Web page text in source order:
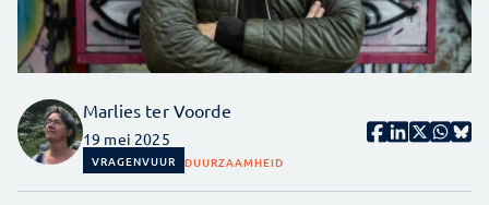
Marlies ter Voorde
19 mei 2025
VRAGENVUUR DUURZAAMHEID